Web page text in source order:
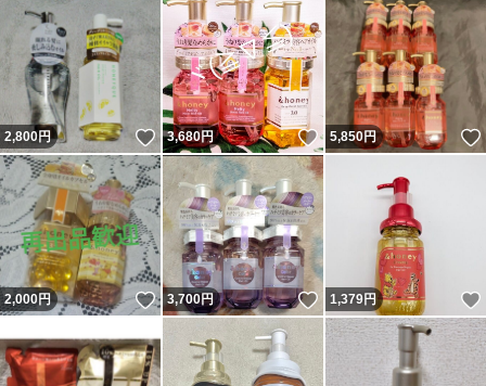
2,800円 いいね！
3,680円 いいね！
5,850円
2,000円 いいね！
3,700円 いいね！
1,379円